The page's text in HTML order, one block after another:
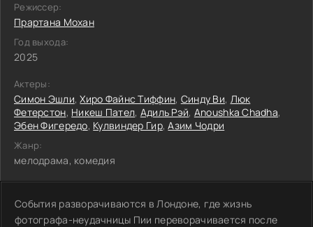
Режиссер:
Прартана Мохан
Год выхода:
2025
Актеры:
Симон Эшли,Хиро Файнс Тиффин, Синду Ви, Люк
Фетерстон, Никеш Пател, Адиль Рэй, Anoushka Chadha,
Эбен Фигередо, Кулвиндер Гир,Азим Чодри
Жанр:
мелодрама, комедия
События разворачиваются в Лондоне, где жизнь
фотографа-неудачницы Пии переворачивается после